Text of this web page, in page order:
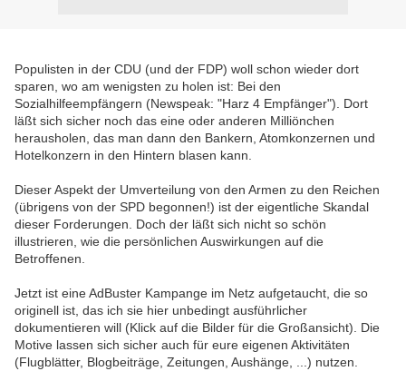
Populisten in der CDU (und der FDP) woll schon wieder dort
sparen, wo am wenigsten zu holen ist: Bei den
Sozialhilfeempfängern (Newspeak: "Harz 4 Empfänger"). Dort
läßt sich sicher noch das eine oder anderen Milliönchen
herausholen, das man dann den Bankern, Atomkonzernen und
Hotelkonzern in den Hintern blasen kann.
Dieser Aspekt der Umverteilung von den Armen zu den Reichen
(übrigens von der SPD begonnen!) ist der eigentliche Skandal
dieser Forderungen. Doch der läßt sich nicht so schön
illustrieren, wie die persönlichen Auswirkungen auf die
Betroffenen.
Jetzt ist eine AdBuster Kampange im Netz aufgetaucht, die so
originell ist, das ich sie hier unbedingt ausführlicher
dokumentieren will (Klick auf die Bilder für die Großansicht). Die
Motive lassen sich sicher auch für eure eigenen Aktivitäten
(Flugblätter, Blogbeiträge, Zeitungen, Aushänge, ...) nutzen.